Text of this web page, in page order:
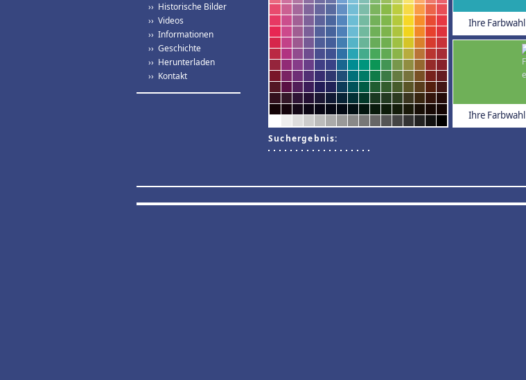
›› Historische Bilder
›› Videos
›› Informationen
›› Geschichte
›› Herunterladen
›› Kontakt
Ihre Farbwahl
Ihre Farbwahl
Suchergebnis: